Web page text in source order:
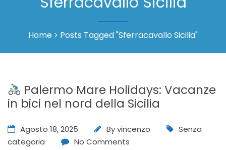
Home Posts Tagged "Sferracavallo Sicilia"
Palermo Mare Holidays: Vacanze
in bici nel nord della Sicilia
Agosto 18, 2025 Byvincenzo
Senza
categoria
No Comments